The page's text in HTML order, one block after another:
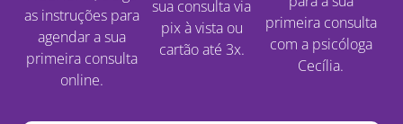
as instruções para
agendar a sua
primeira consulta
online.
sua consulta via
pix à vista ou
cartão até 3x.
primeira consulta
com a psicóloga
Cecília.